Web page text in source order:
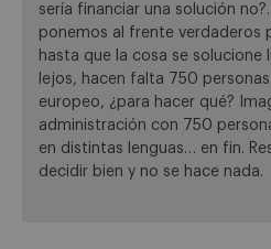
sería financiar una solución
ponemos al frente verdaderos
hasta que la cosa se solucione
lejos, hacen falta 750
europeo, ¿para hacer qué?
administración con 750
en distintas lenguas… en fin.
decidir bien y no se hace nada.